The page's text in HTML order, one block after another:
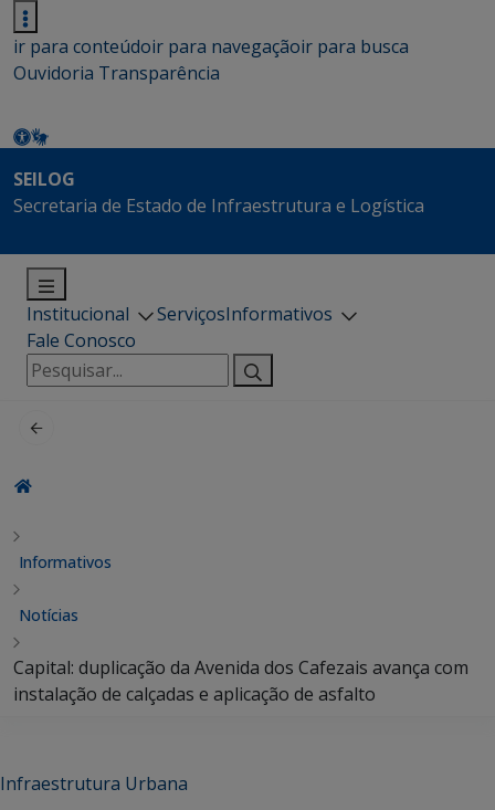
ir para conteúdoir para navegaçãoir para busca
Ouvidoria Transparência
SEILOG
Secretaria de Estado de Infraestrutura e Logística
Institucional ServiçosInformativos
Fale Conosco
Pesquisar
por:
Informativos
Notícias
Capital: duplicação da Avenida dos Cafezais avança com
instalação de calçadas e aplicação de asfalto
Infraestrutura Urbana